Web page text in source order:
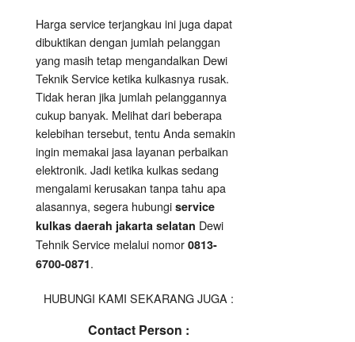
Harga service terjangkau ini juga dapat
dibuktikan dengan jumlah pelanggan
yang masih tetap mengandalkan Dewi
Teknik Service ketika kulkasnya rusak.
Tidak heran jika jumlah pelanggannya
cukup banyak. Melihat dari beberapa
kelebihan tersebut, tentu Anda semakin
ingin memakai jasa layanan perbaikan
elektronik. Jadi ketika kulkas sedang
mengalami kerusakan tanpa tahu apa
alasannya, segera hubungi service
kulkas daerah jakarta selatan Dewi
Tehnik Service melalui nomor 0813-
6700-0871.
HUBUNGI KAMI SEKARANG JUGA :
Contact Person :